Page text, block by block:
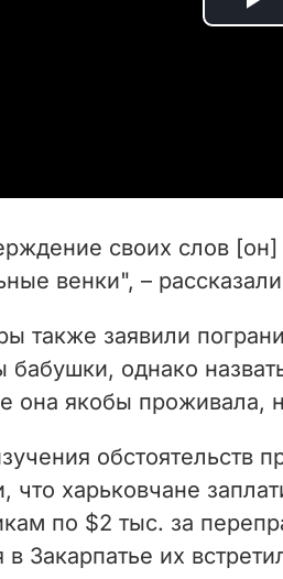
P
i
d
e
o
своих слов
венки", –
также заявили
бабушки, однако
она якобы проживала,
обстоятельств
что харьковчане
по $2 тыс. за
в Закарпатье их